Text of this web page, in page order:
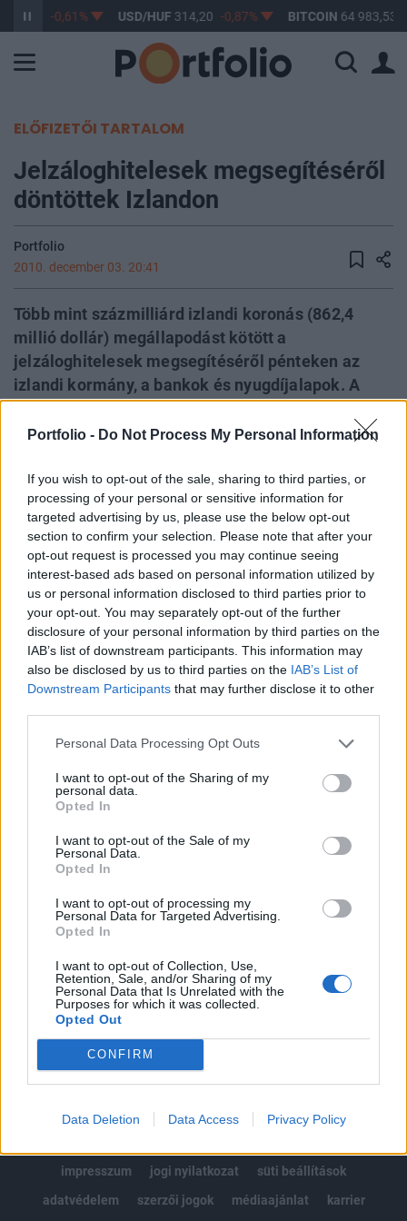
Portfolio - Do Not Process My Personal Information
If you wish to opt-out of the sale, sharing to third parties, or
processing of your personal or sensitive information for
targeted advertising by us, please use the below opt-out
section to confirm your selection. Please note that after your
opt-out request is processed you may continue seeing
interest-based ads based on personal information utilized by
us or personal information disclosed to third parties prior to
your opt-out. You may separately opt-out of the further
disclosure of your personal information by third parties on the
IAB’s list of downstream participants. This information may
also be disclosed by us to third parties on the IAB’s List of
Downstream Participants that may further disclose it to other
Personal Data Processing Opt Outs
I want to opt-out of the Sharing of my
personal data.
Opted In
I want to opt-out of the Sale of my
Personal Data.
Opted In
I want to opt-out of processing my
Personal Data for Targeted Advertising.
Opted In
I want to opt-out of Collection, Use,
Retention, Sale, and/or Sharing of my
Personal Data that Is Unrelated with the
Purposes for which it was collected.
Opted Out
CONFIRM
Data Deletion Data Access Privacy Policy
363,17 -0,61% USD/HUF 314,20 -0,87% BITCOIN 64 983,53
ELŐFIZETŐI TARTALOM
Jelzáloghitelesek megsegítéséről
döntöttek Izlandon
Portfolio
2010. december 03. 20:41
Több mint százmilliárd izlandi koronás (862,4
millió dollár) megállapodást kötött a
jelzáloghitelesek megsegítéséről pénteken az
izlandi kormány, a bankok és nyugdíjalapok. A
könnyítést, és az MTI szerint közel van a
enyhítéséről.
Az izlandi háztartások mintegy negyedének vannak
nehézségei a jelzáloghitelek törlesztésével. A kormányzati
enyhítő terv szerint egy bizonyos összeghatár felett leírnák
a jelzálogtartozást, növelnék a jelzáloghitelek
adókönnyítéseit, illetve a hitelesek egy meghatározott köre
számára csökkentenék a jelzáloghitelek kamatait. A
kormányfő nyilatkozata szerint a megállapodás...
KEDVES OLVASÓNK!
A keresett cikk a portfolio.hu hírarchívumához
regisztrációhoz kötött.
Portfolio.hu teljes cikkarchívum
Kötéslisták: BÉT elmúlt 2 év napon belüli
MÁR ELŐFIZETŐNK VAGY?BEJELENTKEZÉS
impresszum
jogi nyilatkozat
süti beállítások
adatvédelem
szerzői jogok médiaajánlat karrier